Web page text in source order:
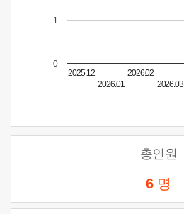
2025.12
2026.01
2026.02
2026.03
0
1
총인원
6 명